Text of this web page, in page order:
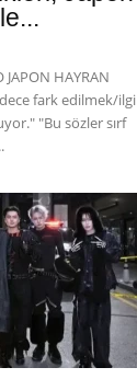
JAPON HAYRAN
fark edilmek/ilgi
"Bu sözler sırf